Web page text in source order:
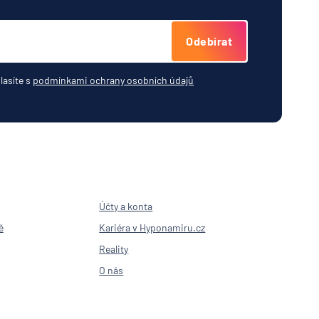
Odebírat
s podmínkami ochrany osobních údajů
Účty a konta
Kariéra v Hyponamiru.cz
Reality
O nás